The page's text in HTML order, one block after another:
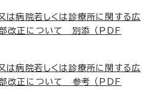
は病院若しくは診療所に関する広
改正について 別添 （PDF
は病院若しくは診療所に関する広
改正について 参考 （PDF